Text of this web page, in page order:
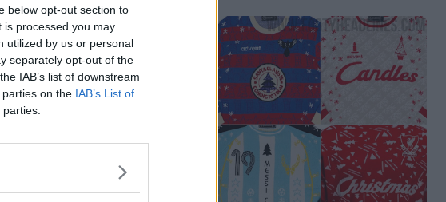
below opt-out section to
processed you may
utilized by us or personal
separately opt-out of the
IAB’s list of downstream
on the IAB’s List of